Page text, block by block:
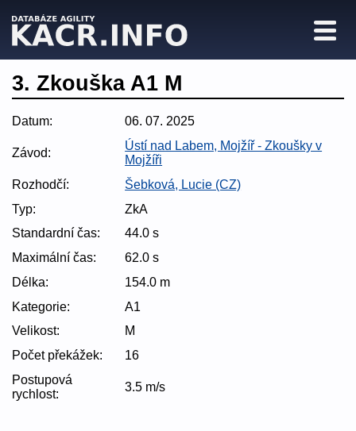
3. Zkouška A1 M
Datum: 06. 07. 2025
Závod:
Ústí nad Labem, Mojžíř - Zkoušky v
Mojžíři
Rozhodčí:
Šebková, Lucie (CZ)
Typ:
ZkA
Standardní čas:
44.0 s
Maximální čas:
62.0 s
Délka:
154.0 m
Kategorie:
A1
Velikost:
M
Počet překážek:
16
Postupová
rychlost:
3.5 m/s